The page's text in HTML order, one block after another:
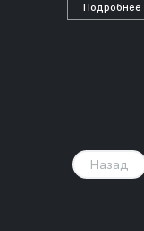
Подробнее
Назад